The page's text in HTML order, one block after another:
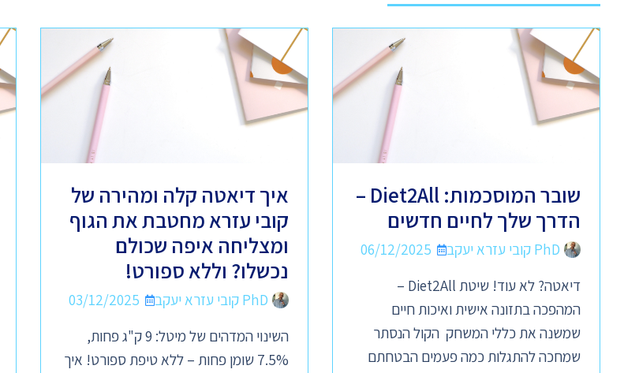
שובר המוסכמות: Diet2All –
הדרך שלך לחיים חדשים
PhD קובי עזרא יעקב
06/12/2025
דיאטה? לא עוד! שיטת Diet2All –
המהפכה בתזונה אישית ואיכות חיים
שמשנה את כללי המשחק הקול הנסתר
שמחכה להתגלות כמה פעמים הבטחתם
איך דיאטה קלה ומהירה של
קובי עזרא מחטבת את הגוף
ומצליחה איפה שכולם
נכשלו? וללא ספורט!
PhD קובי עזרא יעקב
03/12/2025
השינוי המדהים של מיטל: 9 ק"ג פחות,
7.5% שומן פחות – ללא טיפת ספורט! איך